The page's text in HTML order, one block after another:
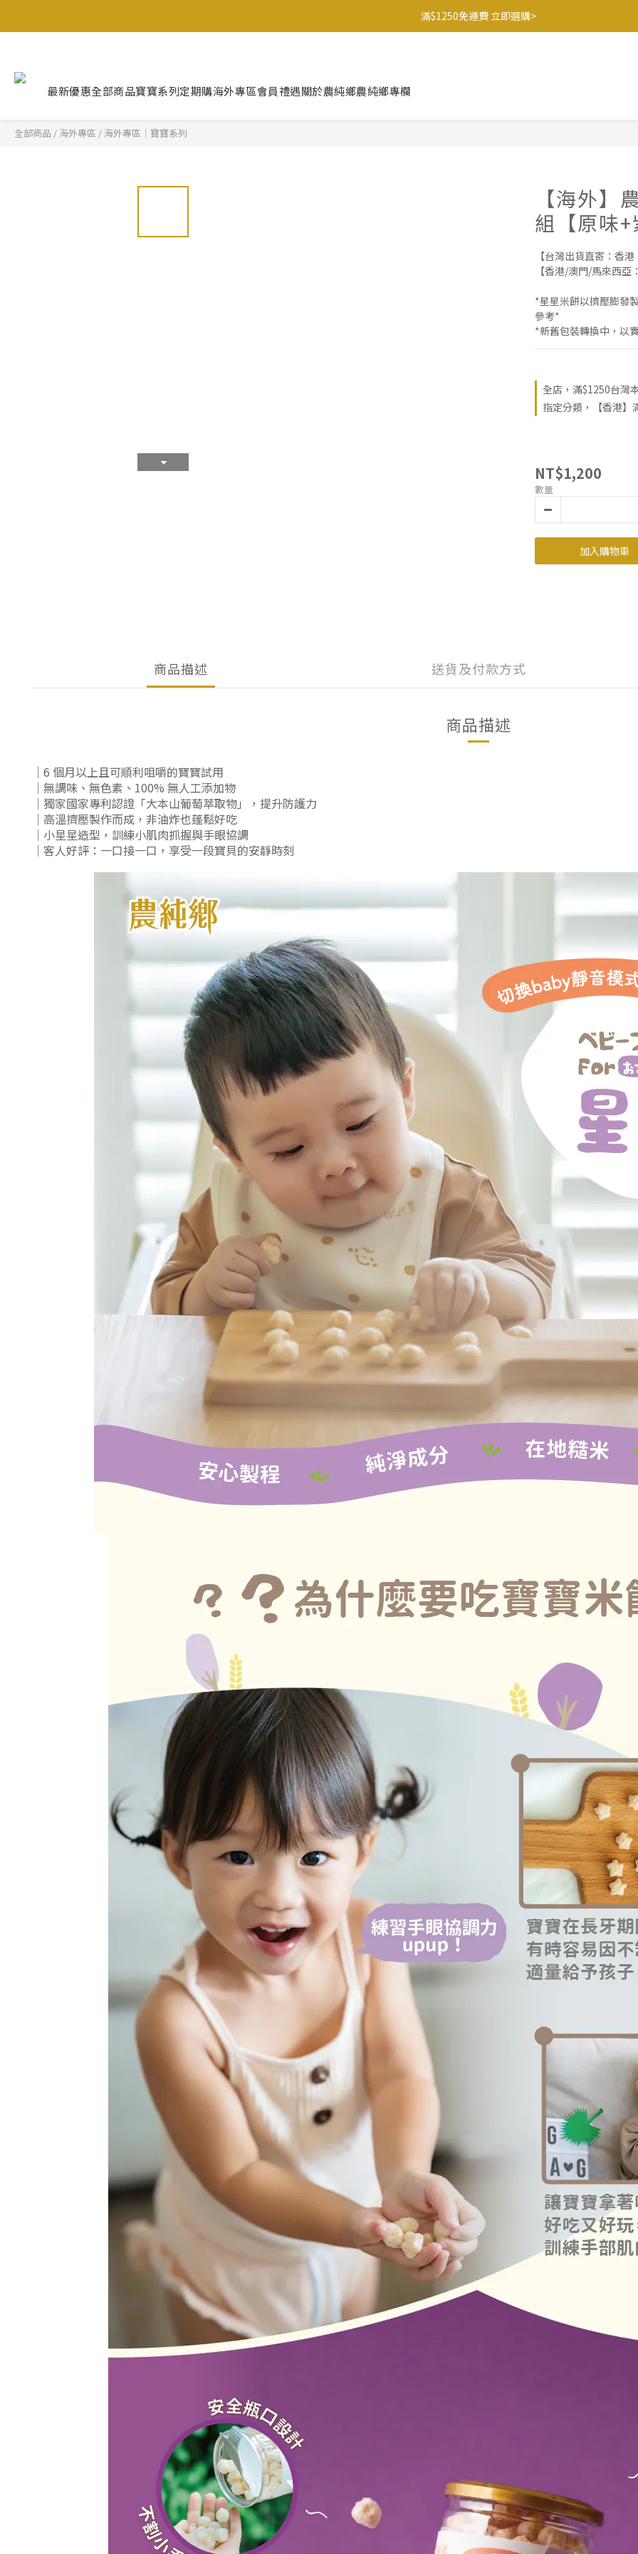
滿$1250免運費 立即選購>
滿$1250免運費 立即選購>
最新優惠全部商品寶寶系列定期購海外專區會員禮遇關於農純鄉農純鄉專欄
全部商品 / 海外專區 / 海外專區｜寶寶系列
【海外】
組【原味
【台灣出貨直寄：香
【香港/澳門/馬來西
*星星米餅以擠壓膨發
參考*
*新舊包裝轉換中，以
全店，滿$1250台灣
指定分類，【香港】
NT$1,200
數量
加入購物車
商品描述 送貨及付款方式
商品描述
｜6 個月以上且可順利咀嚼的寶寶試用
｜無調味、無色素、100% 無人工添加物
｜獨家國家專利認證「大本山葡萄萃取物」，提升防護力
｜高溫擠壓製作而成，非油炸也蓬鬆好吃
｜小星星造型，訓練小肌肉抓握與手眼協調
｜客人好評：一口接一口，享受一段寶貝的安靜時刻